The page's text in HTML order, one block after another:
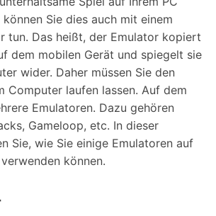
Sie dies auch mit einem
tun. Das heißt, der Emulator kopiert
dem mobilen Gerät und spiegelt sie
wider. Daher müssen Sie den
Computer laufen lassen. Auf dem
Emulatoren. Dazu gehören
Gameloop, etc. In dieser
Sie, wie Sie einige Emulatoren auf
können.